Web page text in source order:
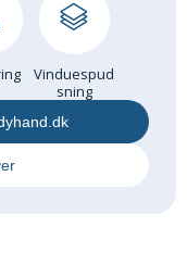
Vinduespud
sning